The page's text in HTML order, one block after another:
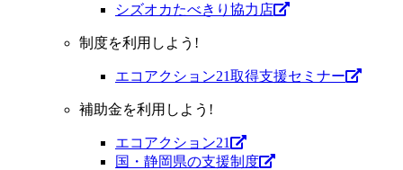
シズオカたべきり協力店
制度を利用しよう!
エコアクション21取得支援セミナー
補助金を利用しよう!
エコアクション21
国・静岡県の支援制度